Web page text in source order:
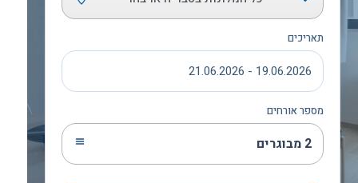
תאריכים
19.06.2026 - 21.06.2026
מספר אורחים
2 מבוגרים